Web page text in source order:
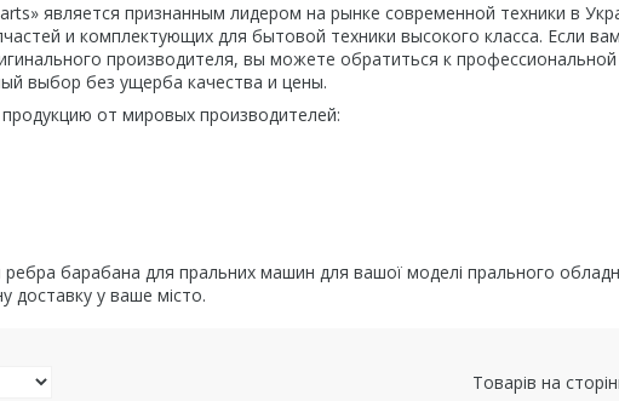
является признанным лидером на рынке современной техники в
и комплектующих для бытовой техники высокого класса. Если
производителя, вы можете обратиться к
выбор без ущерба качества и цены.
от мировых производителей:
барабана для пральних машин для вашої моделі прального
доставку у ваше місто.